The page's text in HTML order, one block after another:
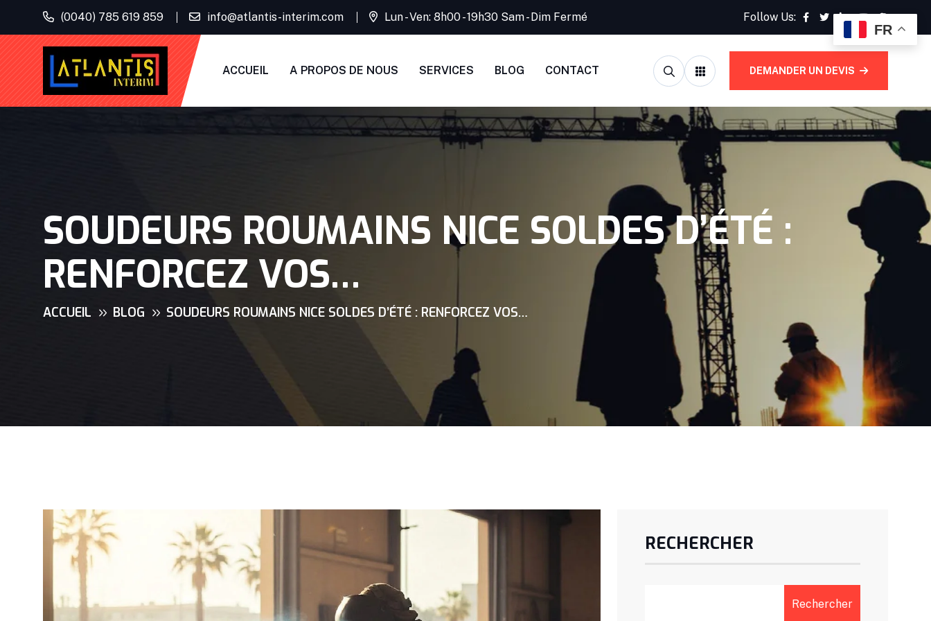
(0040) 785 619 859 info@atlantis-interim.com Lun - Ven: 8h00 - 19h30 Sam - Dim Fermé Follow Us:
ACCUEIL A PROPOS DE NOUS SERVICES BLOG CONTACT DEMANDER UN DEVIS
SOUDEURS ROUMAINS NICE SOLDES D’ÉTÉ :
RENFORCEZ VOS…
ACCUEIL BLOG SOUDEURS ROUMAINS NICE SOLDES D’ÉTÉ : RENFORCEZ VOS…
RECHERCHER
Rechercher
FR